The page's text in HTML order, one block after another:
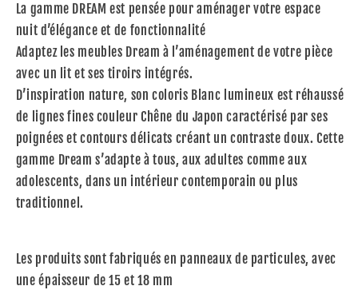
La gamme DREAM est pensée pour aménager votre espace
nuit d’élégance et de fonctionnalité
Adaptez les meubles Dream à l’aménagement de votre pièce
avec un lit et ses tiroirs intégrés.
D’inspiration nature, son coloris Blanc lumineux est réhaussé
de lignes fines couleur Chêne du Japon caractérisé par ses
poignées et contours délicats créant un contraste doux. Cette
gamme Dream s’adapte à tous, aux adultes comme aux
adolescents, dans un intérieur contemporain ou plus
traditionnel.
Les produits sont fabriqués en panneaux de particules, avec
une épaisseur de 15 et 18 mm